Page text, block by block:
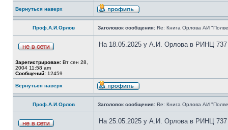
Вернуться наверх
Проф.А.И.Орлов Заголовок сообщения: Re: Книга Орлова АИ
Зарегистрирован: Вт сен 28,
2004 11:58 am
Сообщений: 12459
На 18.05.2025 у А.И. Орлова в РИНЦ 737
Вернуться наверх
Проф.А.И.Орлов Заголовок сообщения: Re: Книга Орлова АИ
На 25.05.2025 у А.И. Орлова в РИНЦ 737